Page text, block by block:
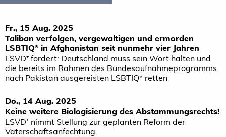
Fr., 15 Aug. 2025
Taliban verfolgen, vergewaltigen und ermorden
LSBTIQ* in Afghanistan seit nunmehr vier Jahren
LSVD⁺ fordert: Deutschland muss sein Wort halten und
die bereits im Rahmen des Bundesaufnahmeprogramms
nach Pakistan ausgereisten LSBTIQ* retten
Do., 14 Aug. 2025
Keine weitere Biologisierung des Abstammungsrechts!
LSVD⁺ nimmt Stellung zur geplanten Reform der
Vaterschaftsanfechtung